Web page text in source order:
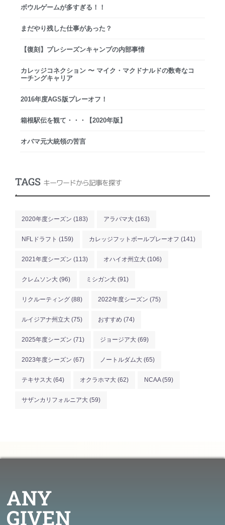
ボウルゲームが多すぎる！！
まだやり残した仕事があった？
【復刻】プレシーズンキャンプの内部事情
カレッジコネクション 〜 マイク・マクドナルドの数奇なコ
ーチングキャリア
2016年度AGS版プレーオフ！
箱根駅伝を観て・・・【2020年版】
オバマ元大統領の苦言
TAGS キーワードから記事を探す
.
2020年度シーズン (183) アラバマ大 (163)
NFLドラフト (159) カレッジフットボールプレーオフ (141)
2021年度シーズン (113) オハイオ州立大 (106)
クレムソン大 (96) ミシガン大 (91)
リクルーティング (88) 2022年度シーズン (75)
ルイジアナ州立大 (75) おすすめ (74)
2025年度シーズン (71) ジョージア大 (69)
2023年度シーズン (67) ノートルダム大 (65)
テキサス大 (64) オクラホマ大 (62) NCAA(59)
サザンカリフォルニア大 (59)
ANY
GIVEN